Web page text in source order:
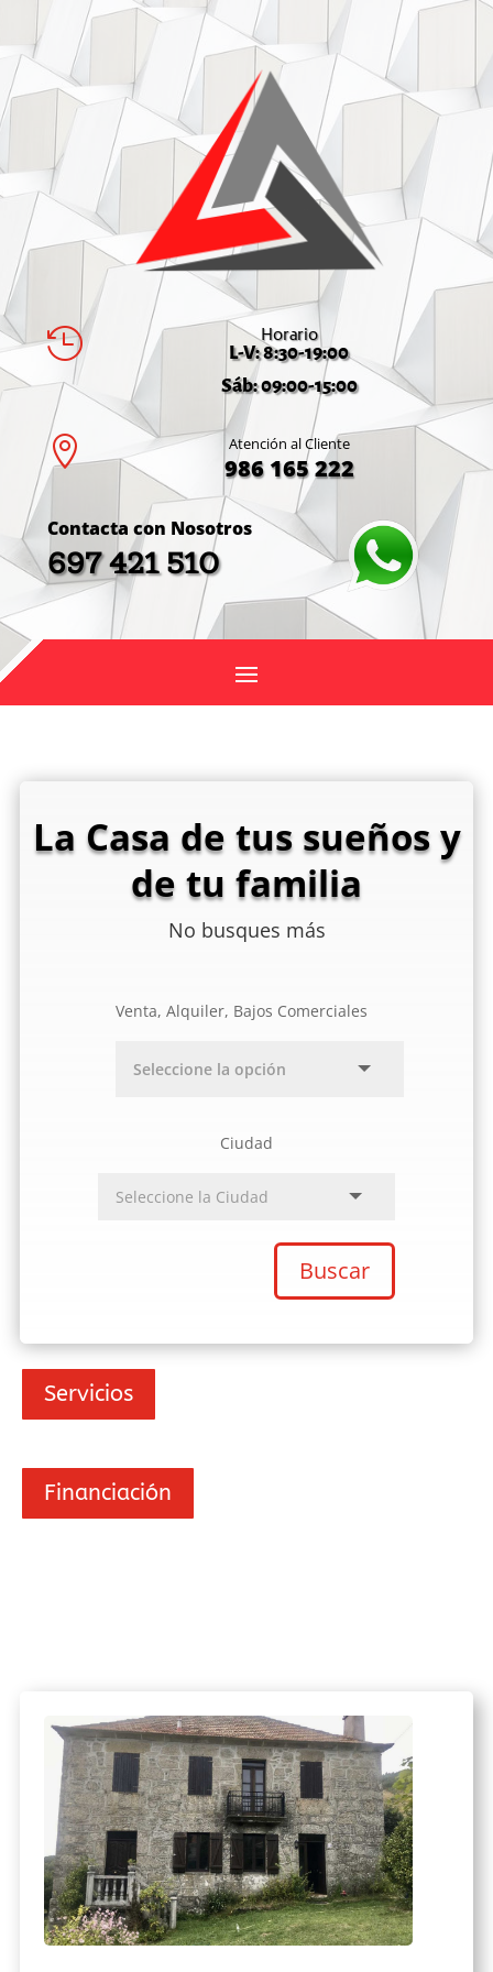
 Horario
L-V: 8:30-19:00
Sáb: 09:00-15:00
 Atención al Cliente
986 165 222
Contacta con Nosotros
697 421 510
La Casa de tus sueños y
de tu familia
No busques más
Venta, Alquiler, Bajos Comerciales
Ciudad
Buscar
Servicios
Financiación